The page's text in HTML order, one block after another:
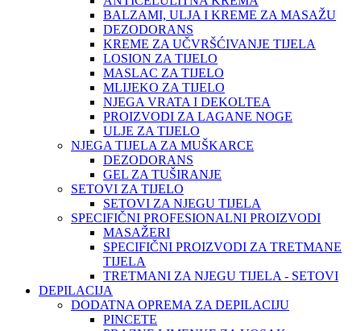
BALZAMI, ULJA I KREME ZA MASAŽU
DEZODORANS
KREME ZA UČVRŠĆIVANJE TIJELA
LOSION ZA TIJELO
MASLAC ZA TIJELO
MLIJEKO ZA TIJELO
NJEGA VRATA I DEKOLTEA
PROIZVODI ZA LAGANE NOGE
ULJE ZA TIJELO
NJEGA TIJELA ZA MUŠKARCE
DEZODORANS
GEL ZA TUŠIRANJE
SETOVI ZA TIJELO
SETOVI ZA NJEGU TIJELA
SPECIFIČNI PROFESIONALNI PROIZVODI
MASAŽERI
SPECIFIČNI PROIZVODI ZA TRETMANE
TIJELA
TRETMANI ZA NJEGU TIJELA - SETOVI
DEPILACIJA
DODATNA OPREMA ZA DEPILACIJU
PINCETE